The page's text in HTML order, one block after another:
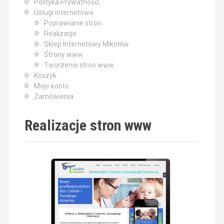
Polityka Prywatności
Usługi internetowe
Poprawianie stron
Realizacje
Sklep Internetowy Mikołów
Strony www
Tworzenie stron www
Koszyk
Moje konto
Zamówienia
Realizacje stron www